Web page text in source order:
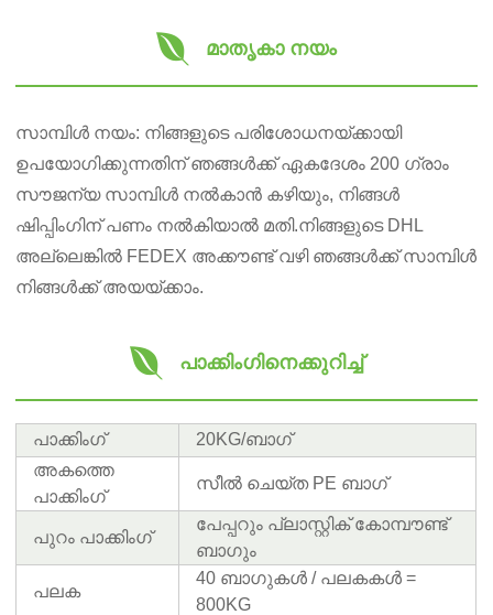
മാതൃകാ നയം
സാമ്പിൾ നയം: നിങ്ങളുടെ പരിശോധനയ്ക്കായി
ഉപയോഗിക്കുന്നതിന് ഞങ്ങൾക്ക് ഏകദേശം 200 ഗ്രാം
സൗജന്യ സാമ്പിൾ നൽകാൻ കഴിയും, നിങ്ങൾ
ഷിപ്പിംഗിന് പണം നൽകിയാൽ മതി.നിങ്ങളുടെ DHL
അല്ലെങ്കിൽ FEDEX അക്കൗണ്ട് വഴി ഞങ്ങൾക്ക് സാമ്പിൾ
നിങ്ങൾക്ക് അയയ്ക്കാം.
പാക്കിംഗിനെക്കുറിച്ച്
പാക്കിംഗ്
20KG/ബാഗ്
അകത്തെ
പാക്കിംഗ്
സീൽ ചെയ്ത PE ബാഗ്
പുറം പാക്കിംഗ്
പേപ്പറും പ്ലാസ്റ്റിക് കോമ്പൗണ്ട്
ബാഗും
പലക
40 ബാഗുകൾ / പലകകൾ =
800KG